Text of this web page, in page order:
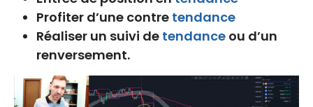
Profiter d’une contre tendance
Réaliser un suivi de tendance ou d’un
renversement.